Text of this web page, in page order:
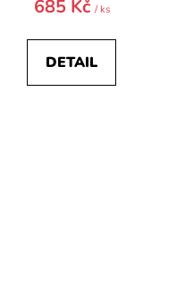
685 Kč / ks
DETAIL